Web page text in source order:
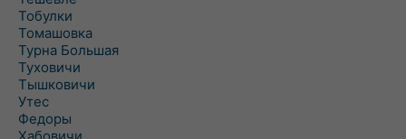
Тобулки
Томашовка
Турна Большая
Туховичи
Тышковичи
Утес
Федоры